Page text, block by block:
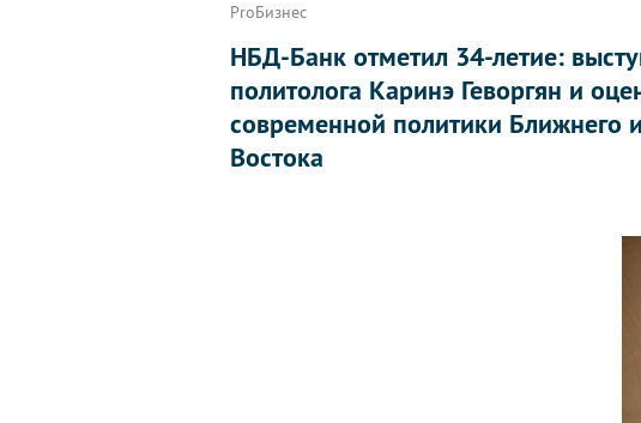
ProБизнес
НБД-Банк отметил 34-летие:
политолога Каринэ Геворгян и
современной политики Ближнего
Востока